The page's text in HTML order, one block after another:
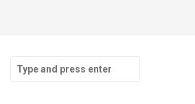
Search
for: